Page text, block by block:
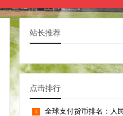
站长推荐
点击排行
全球支付货币排名：人民币占比